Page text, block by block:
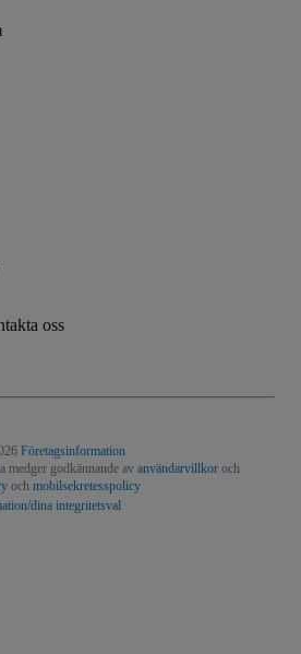
oss
Företagsinformation
medger godkännande av användarvillkor och
och mobilsekretesspolicy
dina integritetsval